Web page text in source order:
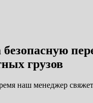
грузов
наш менеджер